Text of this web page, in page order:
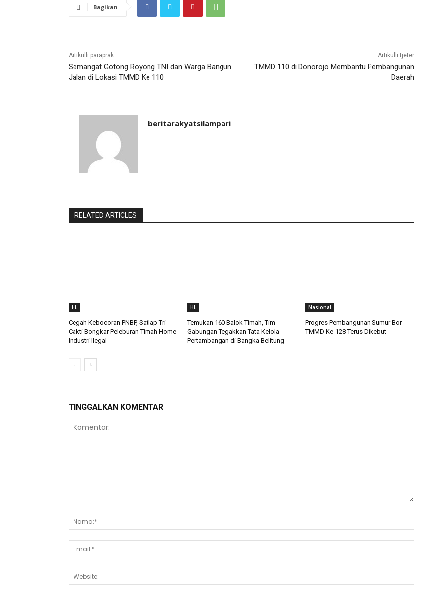
Bagikan
Artikulli paraprak
Semangat Gotong Royong TNI dan Warga Bangun
Jalan di Lokasi TMMD Ke 110
Artikulli tjetër
TMMD 110 di Donorojo Membantu Pembangunan
Daerah
beritarakyatsilampari
RELATED ARTICLES
HL
Cegah Kebocoran PNBP, Satlap Tri
Cakti Bongkar Peleburan Timah Home
Industri Ilegal
HL
Temukan 160 Balok Timah, Tim
Gabungan Tegakkan Tata Kelola
Pertambangan di Bangka Belitung
Nasional
Progres Pembangunan Sumur Bor
TMMD Ke-128 Terus Dikebut
TINGGALKAN KOMENTAR